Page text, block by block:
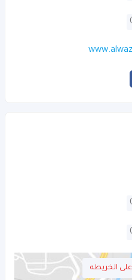
الخريطه